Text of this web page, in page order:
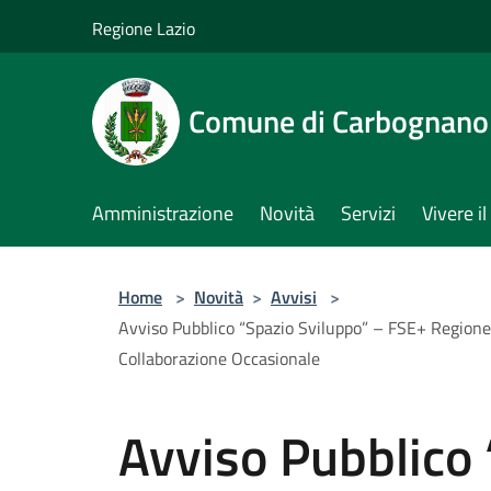
Regione Lazio
Comune di Carbognano
Amministrazione Novità Servizi Vivere
Home > Novità > Avvisi >
Avviso Pubblico “Spazio Sviluppo” – FSE+
Collaborazione Occasionale
Avviso Pubblico